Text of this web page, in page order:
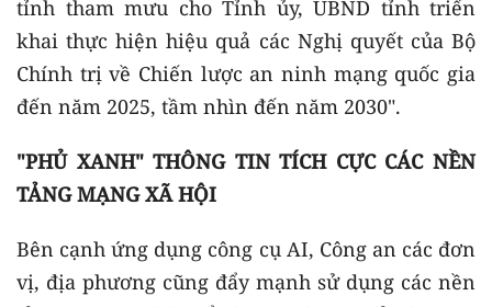
tỉnh tham mưu cho Tỉnh ủy, UBND tỉnh triển
khai thực hiện hiệu quả các Nghị quyết của Bộ
Chính trị về Chiến lược an ninh mạng quốc gia
đến năm 2025, tầm nhìn đến năm 2030".
"PHỦ XANH" THÔNG TIN TÍCH CỰC CÁC NỀN
TẢNG MẠNG XÃ HỘI
Bên cạnh ứng dụng công cụ AI, Công an các đơn
vị, địa phương cũng đẩy mạnh sử dụng các nền